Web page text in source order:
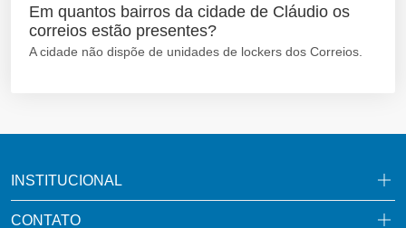
Em quantos bairros da cidade de Cláudio os
correios estão presentes?
A cidade não dispõe de unidades de lockers dos Correios.
INSTITUCIONAL
CONTATO